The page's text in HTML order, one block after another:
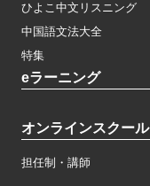
ひよこ中文リスニング
中国語文法大全
特集
eラーニング
オンラインスクール
担任制・講師